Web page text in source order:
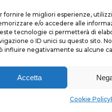
fornire le migliori esperienze,
e/o accedere alle
tecnologie ci permetterà di
o ID unici su questo sito.
influire negativamente su alcune
Accetta
Cookie Policy
CREA
Copyright